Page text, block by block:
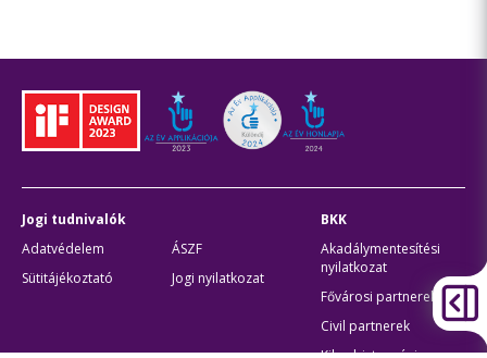
Jogi tudnivalók
Adatvédelem
ÁSZF
Sütitájékoztató
Jogi nyilatkozat
BKK
Akadálymentesítési
nyilatkozat
Fővárosi partnerek
Civil partnerek